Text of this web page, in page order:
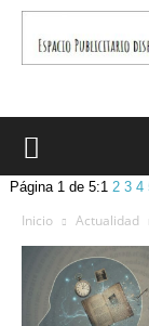
Página 1 de 5:12 3 4
Inicio Actualidad